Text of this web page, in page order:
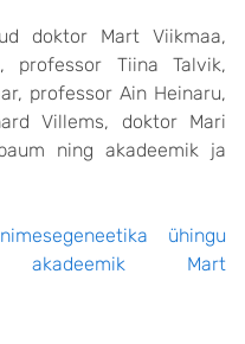
doktor Mart Viikmaa,
professor Tiina Talvik,
professor Ain Heinaru,
Villems, doktor Mari
ning akadeemik ja
ühingu
akadeemik Mart